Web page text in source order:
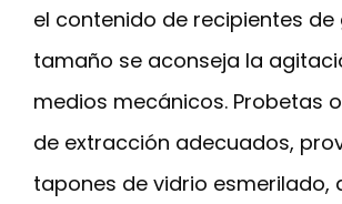
el contenido de recipientes de
tamaño se aconseja la
medios mecánicos. Probetas
de extracción adecuados,
tapones de vidrio esmerilado,